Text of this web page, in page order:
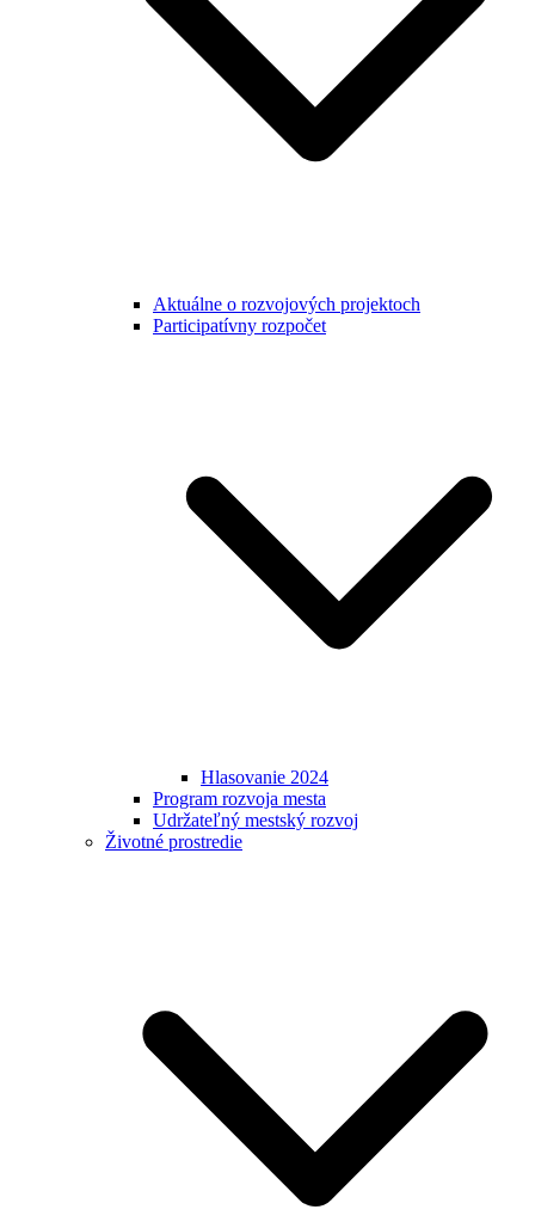
Aktuálne o rozvojových projektoch
Participatívny rozpočet
Hlasovanie 2024
Program rozvoja mesta
Udržateľný mestský rozvoj
Životné prostredie